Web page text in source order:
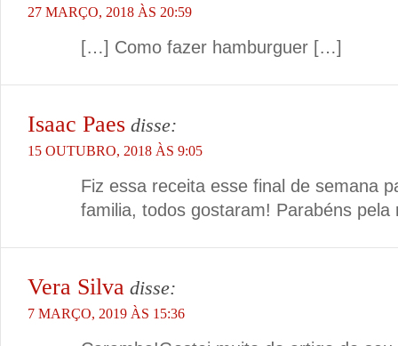
27 MARÇO, 2018 ÀS 20:59
[…] Como fazer hamburguer […]
Isaac Paes disse:
15 OUTUBRO, 2018 ÀS 9:05
Fiz essa receita esse final de semana
familia, todos gostaram! Parabéns pela
Vera Silva disse:
7 MARÇO, 2019 ÀS 15:36